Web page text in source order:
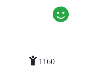
1160